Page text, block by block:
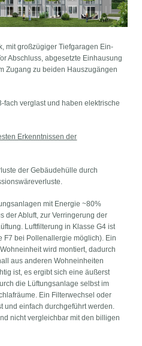
mit großzügiger Tiefgaragen Ein-
Abschluss, abgesetzte Einhausung
Zugang zu beiden Hauszugängen
fach verglast und haben elektrische
Erkenntnissen der
der Gebäudehülle durch
mit Energie ~80%
der Abluft, zur Verringerung der
Luftfilterung in Klasse G4 ist
F7 bei Pollenallergie möglich). Ein
wird montiert, dadurch
aus anderen Wohneinheiten
ist, es ergibt sich eine äußerst
die Lüftungsanlage selbst im
Ein Filterwechsel oder
und einfach durchgeführt werden.
nicht vergleichbar mit den billigen